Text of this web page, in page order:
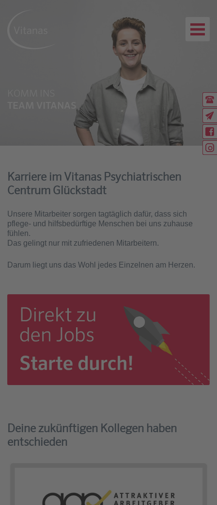
Karriere im Vitanas Psychiatrischen
Centrum Glückstadt
Unsere Mitarbeiter sorgen tagtäglich dafür, dass sich
pflege- und hilfsbedürftige Menschen bei uns zuhause
fühlen.
Das gelingt nur mit zufriedenen Mitarbeitern.
Darum liegt uns das Wohl jedes Einzelnen am Herzen.
Deine zukünftigen Kollegen haben
entschieden